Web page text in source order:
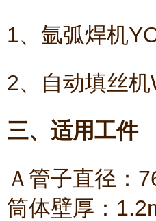
1、氩弧焊机
2、自动填丝
三、适用工件
Ａ管子直径
筒体壁厚：